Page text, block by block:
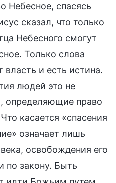
Небесное, спасясь
сказал, что только
Небесного смогут
Только слова
и есть истина.
людей это не
определяющие право
касается «спасения
означает лишь
освобождения его
по закону. Быть